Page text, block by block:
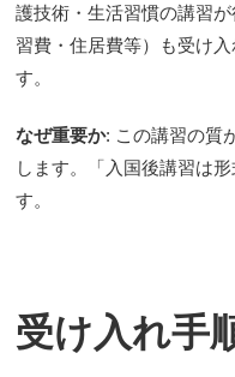
護技術・生活習慣の講習
習費・住居費等）も受け
す。
なぜ重要か: この講習の質
します。「入国後講習は
す。
受け入れ手